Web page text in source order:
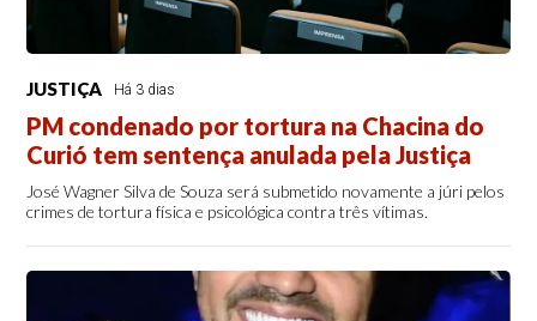
JUSTIÇA Há 3 dias
PM condenado por tortura na Chacina do
Curió tem sentença anulada pela Justiça
José Wagner Silva de Souza será submetido novamente a júri pelos
crimes de tortura física e psicológica contra três vítimas.